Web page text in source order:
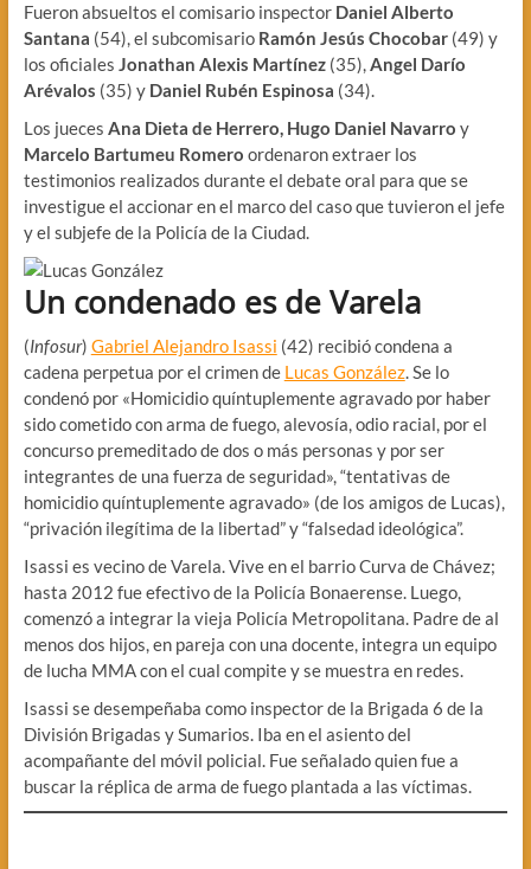
Fueron absueltos el comisario inspector Daniel Alberto
Santana (54), el subcomisario Ramón Jesús Chocobar(49) y
los oficiales Jonathan Alexis Martínez(35),Angel Darío
Arévalos (35) y Daniel Rubén Espinosa (34).
Los jueces Ana Dieta de Herrero, Hugo Daniel Navarro y
Marcelo Bartumeu Romero ordenaron extraer los
testimonios realizados durante el debate oral para que se
investigue el accionar en el marco del caso que tuvieron el jefe
y el subjefe de la Policía de la Ciudad.
Un condenado es de Varela
(Infosur) Gabriel Alejandro Isassi (42) recibió condena a
cadena perpetua por el crimen de Lucas González. Se lo
condenó por «Homicidio quíntuplemente agravado por haber
sido cometido con arma de fuego, alevosía, odio racial, por el
concurso premeditado de dos o más personas y por ser
integrantes de una fuerza de seguridad», “tentativas de
homicidio quíntuplemente agravado» (de los amigos de Lucas),
“privación ilegítima de la libertad” y “falsedad ideológica”.
Isassi es vecino de Varela. Vive en el barrio Curva de Chávez;
hasta 2012 fue efectivo de la Policía Bonaerense. Luego,
comenzó a integrar la vieja Policía Metropolitana. Padre de al
menos dos hijos, en pareja con una docente, integra un equipo
de lucha MMA con el cual compite y se muestra en redes.
Isassi se desempeñaba como inspector de la Brigada 6 de la
División Brigadas y Sumarios. Iba en el asiento del
acompañante del móvil policial. Fue señalado quien fue a
buscar la réplica de arma de fuego plantada a las víctimas.